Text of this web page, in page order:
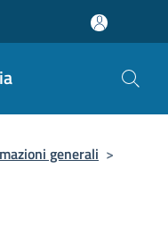
generali >